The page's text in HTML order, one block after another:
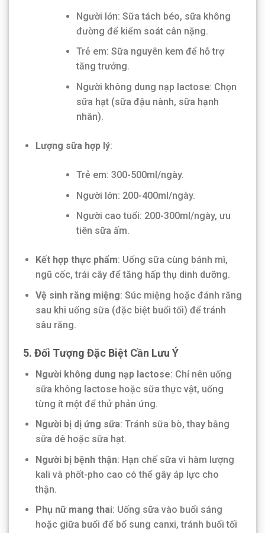
Người lớn: Sữa tách béo, sữa không
đường để kiểm soát cân nặng.
Trẻ em: Sữa nguyên kem để hỗ trợ
tăng trưởng.
Người không dung nạp lactose: Chọn
sữa hạt (sữa đậu nành, sữa hạnh
nhân).
Lượng sữa hợp lý:
Trẻ em: 300-500ml/ngày.
Người lớn: 200-400ml/ngày.
Người cao tuổi: 200-300ml/ngày, ưu
tiên sữa ấm.
Kết hợp thực phẩm: Uống sữa cùng bánh mì,
ngũ cốc, trái cây để tăng hấp thụ dinh dưỡng.
Vệ sinh răng miệng: Súc miệng hoặc đánh răng
sau khi uống sữa (đặc biệt buổi tối) để tránh
sâu răng.
5. Đối Tượng Đặc Biệt Cần Lưu Ý
Người không dung nạp lactose: Chỉ nên uống
sữa không lactose hoặc sữa thực vật, uống
từng ít một để thử phản ứng.
Người bị dị ứng sữa: Tránh sữa bò, thay bằng
sữa dê hoặc sữa hạt.
Người bị bệnh thận: Hạn chế sữa vì hàm lượng
kali và phốt-pho cao có thể gây áp lực cho
thận.
Phụ nữ mang thai: Uống sữa vào buổi sáng
hoặc giữa buổi để bổ sung canxi, tránh buổi tối